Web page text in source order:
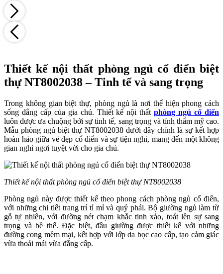
Thiết kế nội thất phòng ngủ cổ điển biệt
thự NT8002038 – Tinh tế và sang trọng
Trong không gian biệt thự, phòng ngủ là nơi thể hiện phong cách
sống đẳng cấp của gia chủ. Thiết kế nội thấtphòng ngủ cổ điển
luôn được ưa chuộng bởi sự tinh tế, sang trọng và tính thẩm mỹ cao.
Mẫu phòng ngủ biệt thự NT8002038 dưới đây chính là sự kết hợp
hoàn hảo giữa vẻ đẹp cổ điển và sự tiện nghi, mang đến một không
gian nghỉ ngơi tuyệt vời cho gia chủ.
Thiết kế nội thất phòng ngủ cổ điển biệt thự NT8002038
Phòng ngủ này được thiết kế theo phong cách phòng ngủ cổ điển,
với những chi tiết trang trí tỉ mỉ và quý phái. Bộ giường ngủ làm từ
gỗ tự nhiên, với đường nét chạm khắc tinh xảo, toát lên sự sang
trọng và bề thế. Đặc biệt, đầu giường được thiết kế với những
đường cong mềm mại, kết hợp với lớp da bọc cao cấp, tạo cảm giác
vừa thoải mái vừa đẳng cấp.